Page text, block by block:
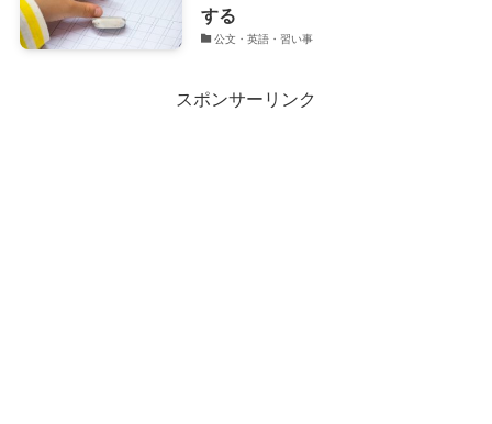
する
公文・英語・習い事
スポンサーリンク